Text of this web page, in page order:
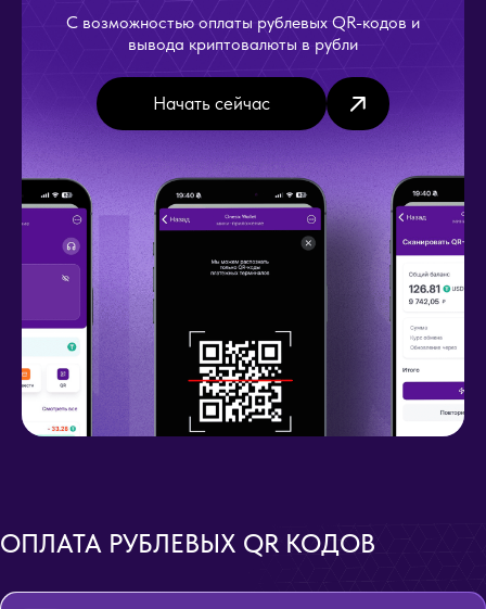
С возможностью оплаты рублевых QR-кодов и
вывода криптовалюты в рубли
Начать сейчас
ОПЛАТА РУБЛЕВЫХ QR КОДОВ